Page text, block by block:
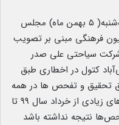
در جلسه علنی روز سه‌شنبه( ۵ بهمن ماه) مجلس
فرهنگی مبنی بر تصویب
سیاحتی علی صدر
کتول در اخطاری طبق
حق تحقیق و تفحص ها در همه
امور کشور را دارد. اما تحقیق و تفحص‌های زیادی از خرداد سال ۹۹ تا
نتیجه نداشته باشد